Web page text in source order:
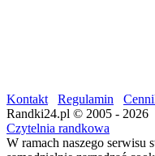
Kontakt Regulamin
Randki24.pl © 2005 - 2026
Czytelnia randkowa
W ramach naszego serwisu